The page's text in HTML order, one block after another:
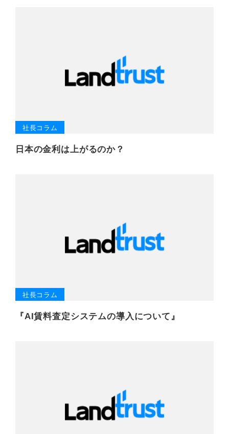
社長コラム
日本の金利は上がるのか？
社長コラム
『AI賃料査定システムの導入について』